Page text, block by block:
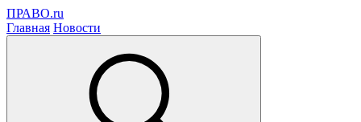
ПРАВО.ru
Главная Новости